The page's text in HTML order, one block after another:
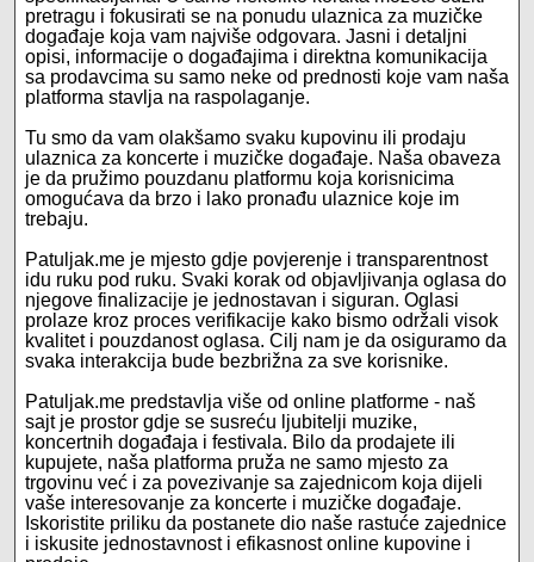
pretragu i fokusirati se na ponudu ulaznica za muzičke
događaje koja vam najviše odgovara. Jasni i detaljni
opisi, informacije o događajima i direktna komunikacija
sa prodavcima su samo neke od prednosti koje vam naša
platforma stavlja na raspolaganje.
Tu smo da vam olakšamo svaku kupovinu ili prodaju
ulaznica za koncerte i muzičke događaje. Naša obaveza
je da pružimo pouzdanu platformu koja korisnicima
omogućava da brzo i lako pronađu ulaznice koje im
trebaju.
Patuljak.me je mjesto gdje povjerenje i transparentnost
idu ruku pod ruku. Svaki korak od objavljivanja oglasa do
njegove finalizacije je jednostavan i siguran. Oglasi
prolaze kroz proces verifikacije kako bismo održali visok
kvalitet i pouzdanost oglasa. Cilj nam je da osiguramo da
svaka interakcija bude bezbrižna za sve korisnike.
Patuljak.me predstavlja više od online platforme - naš
sajt je prostor gdje se susreću ljubitelji muzike,
koncertnih događaja i festivala. Bilo da prodajete ili
kupujete, naša platforma pruža ne samo mjesto za
trgovinu već i za povezivanje sa zajednicom koja dijeli
vaše interesovanje za koncerte i muzičke događaje.
Iskoristite priliku da postanete dio naše rastuće zajednice
i iskusite jednostavnost i efikasnost online kupovine i